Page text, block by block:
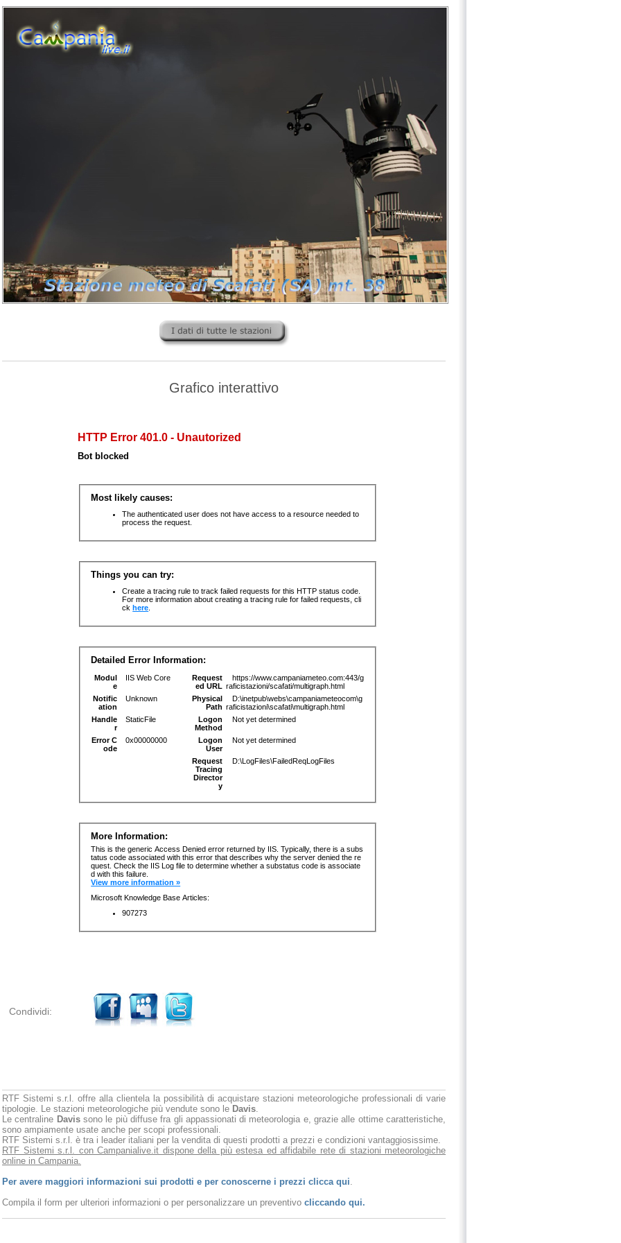
Grafico interattivo
Condividi:
RTF Sistemi s.r.l. offre alla clientela la possibilità di acquistare stazioni meteorologiche professionali di varie
tipologie. Le stazioni meteorologiche più vendute sono le Davis
Le centraline Davissono le più diffuse fra gli appassionati di meteorologia e, grazie alle ottime caratteristiche,
sono ampiamente usate anche per scopi professionali.
RTF Sistemi s.r.l. è tra i leader italiani per la vendita di questi prodotti a prezzi e condizioni vantaggiosissime.
RTF Sistemi s.r.l. con Campanialive.it dispone della più estesa ed affidabile rete di stazioni meteorologiche
online in Campania.
Per avere maggiori informazioni sui prodotti e per conoscerne i prezzi clicca qui
Compila il form per ulteriori informazioni o per personalizzare un preventivo cliccando qui.